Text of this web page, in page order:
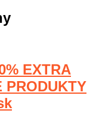
EXTRA
PRODUKTY